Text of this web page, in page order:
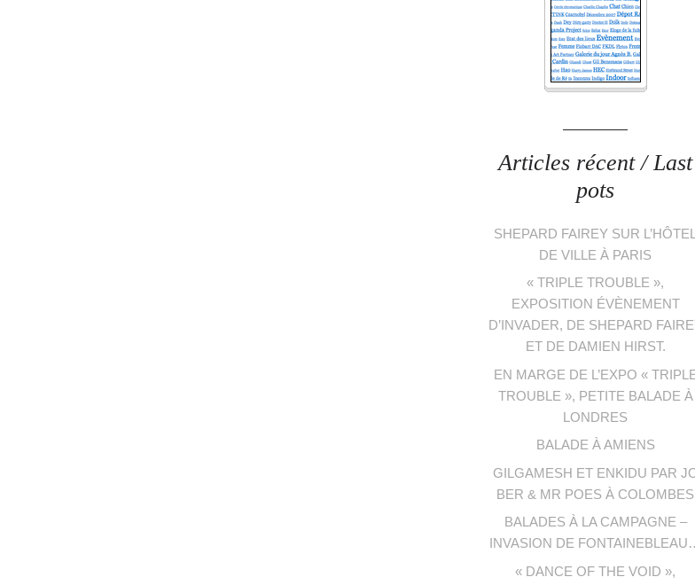
Articles récent / Last
pots
SHEPARD FAIREY SUR L’HÔTEL
DE VILLE À PARIS
« TRIPLE TROUBLE »,
EXPOSITION ÉVÈNEMENT
D’INVADER, DE SHEPARD
ET DE DAMIEN HIRST.
EN MARGE DE L’EXPO «
TROUBLE », PETITE BALADE À
LONDRES
BALADE À AMIENS
GILGAMESH ET ENKIDU PAR
BER & MR POES À COLOMBES
BALADES À LA CAMPAGNE –
INVASION DE
« DANCE OF THE VOID »,